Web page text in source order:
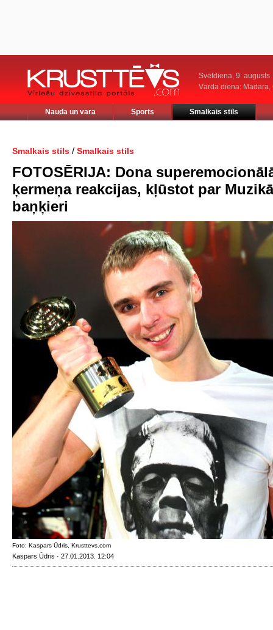
Svētdiena, 9. augusts
Vārda diena: Madara,
Nauda un vara Sports Smalkais stils
Smalkais stils / Smalkais stils
FOTOSĒRIJA: Dona
ķermeņa reakcijas, kļūstot par
baņķieri
Foto: Kaspars Ūdris, Krusttevs.com
Kaspars Ūdris · 27.01.2013. 12:04